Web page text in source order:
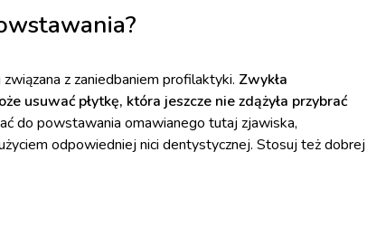
z zaniedbaniem profilaktyki. Zwykła
usuwać płytkę, która jeszcze nie zdążyła przybrać
do powstawania omawianego tutaj zjawiska,
odpowiedniej nici dentystycznej. Stosuj też dobrej